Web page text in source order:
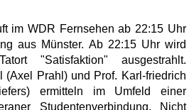
im WDR Fernsehen ab 22:15 Uhr
aus Münster. Ab 22:15 Uhr wird
"Satisfaktion" ausgestrahlt.
(Axel Prahl) und Prof. Karl-friedrich
ermitteln im Umfeld einer
Studentenverbindung. Nicht